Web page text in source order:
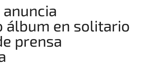
anuncia
álbum en solitario
prensa